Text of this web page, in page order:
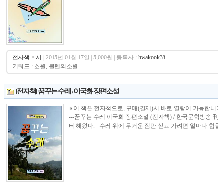
전자책 > 시 | 2015년 01월 17일 | 5,000원 | 등록자 : hwakook38
키워드 : 소원, 볼펜의소원
[전자책] 꿈꾸는 수레 / 이국화 장편소설
◑ 이 책은 전자책으로, 구매(결제)시 바로 열람이 가능합
---꿈꾸는 수레 이국화 장편소설 (전자책) / 한국문학방송
터 해왔다. 수레 위에 무거운 짐만 싣고 가려면 얼마나 힘